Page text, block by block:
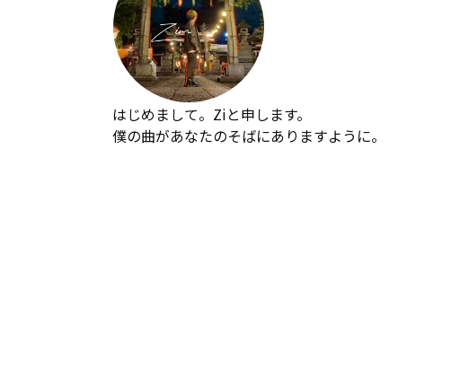
はじめまして。Ziと申します。
僕の曲があなたのそばにありますように。